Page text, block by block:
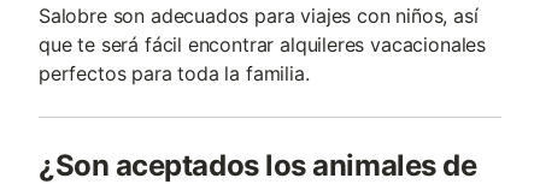
Salobre son adecuados para viajes con niños, así
que te será fácil encontrar alquileres vacacionales
perfectos para toda la familia.
¿Son aceptados los animales de